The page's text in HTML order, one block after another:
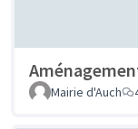
Mairie d'Auch